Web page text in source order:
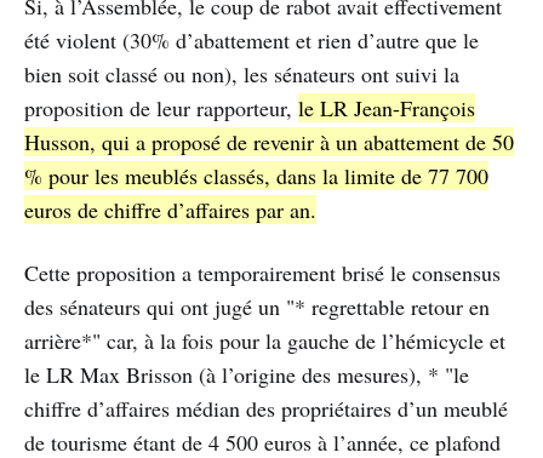
été violent (30% d’abattement et rien d’autre que le
bien soit classé ou non), les sénateurs ont suivi la
proposition de leur rapporteur, le LR Jean-François
Husson, qui a proposé de revenir à un abattement de 50
% pour les meublés classés, dans la limite de 77 700
euros de chiffre d’affaires par an.
Cette proposition a temporairement brisé le consensus
des sénateurs qui ont jugé un "* regrettable retour en
arrière*" car, à la fois pour la gauche de l’hémicycle et
le LR Max Brisson (à l’origine des mesures), * "le
chiffre d’affaires médian des propriétaires d’un meublé
de tourisme étant de 4 500 euros à l’année, ce plafond